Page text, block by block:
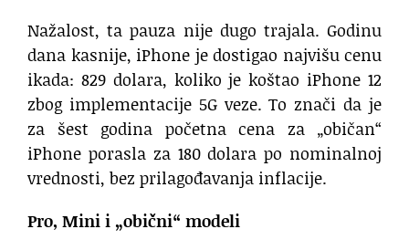
Nažalost, ta pauza nije dugo trajala. Godinu
dana kasnije, iPhone je dostigao najvišu cenu
ikada: 829 dolara, koliko je koštao iPhone 12
zbog implementacije 5G veze. To znači da je
za šest godina početna cena za „običan“
iPhone porasla za 180 dolara po nominalnoj
vrednosti, bez prilagođavanja inflacije.
Pro, Mini i „obični“ modeli